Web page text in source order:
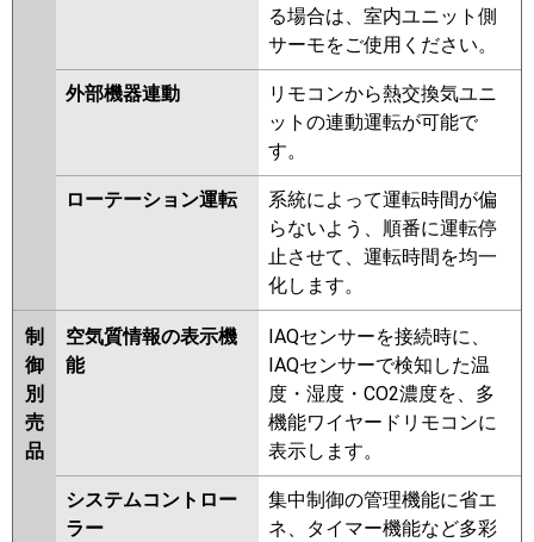
る場合は、室内ユニット側
サーモをご使用ください。
外部機器連動
リモコンから熱交換気ユニ
ットの連動運転が可能で
す。
ローテーション運転
系統によって運転時間が偏
らないよう、順番に運転停
止させて、運転時間を均一
化します。
制
御
別
売
品
空気質情報の表示機
能
IAQセンサーを接続時に、
IAQセンサーで検知した温
度・湿度・CO2濃度を、多
機能ワイヤードリモコンに
表示します。
システムコントロー
ラー
集中制御の管理機能に省エ
ネ、タイマー機能など多彩